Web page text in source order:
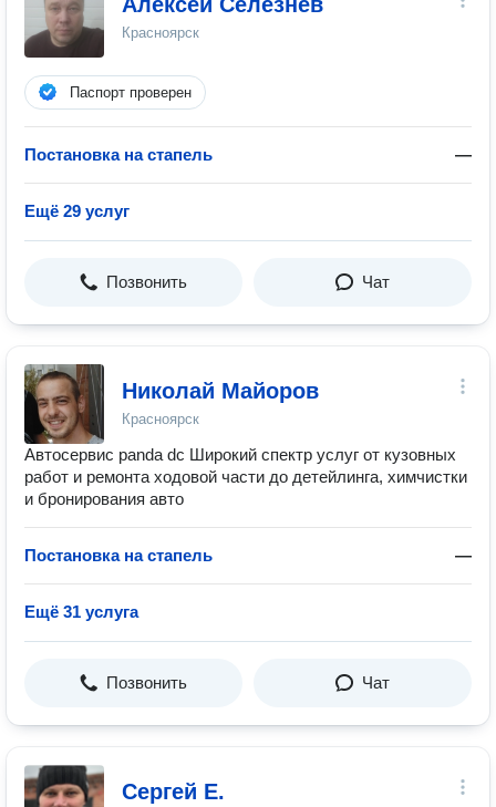
Красноярск
Паспорт проверен
Постановка на стапель —
Ещё 29 услуг
Позвонить Чат
Николай Майоров
Красноярск
Автосервис panda dc Широкий спектр услуг от кузовных
работ и ремонта ходовой части до детейлинга, химчистки
и бронирования авто
Постановка на стапель —
Ещё 31 услуга
Позвонить Чат
Сергей Е.